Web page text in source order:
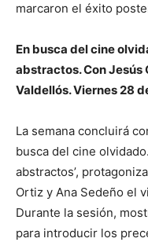
marcaron el éxito
En busca del cine
abstractos. Con Jesús
Valdellós. Viernes 28
La semana concluirá
busca del cine
abstractos’,
Ortiz y Ana Sedeño el
Durante la sesión,
para introducir los